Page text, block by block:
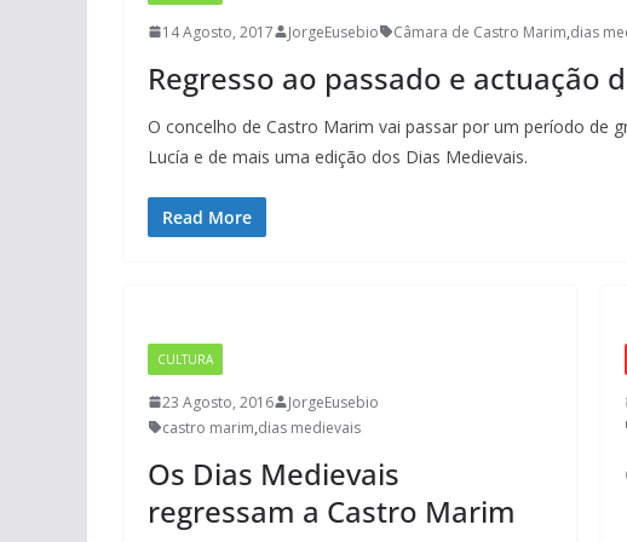
14 Agosto, 2017 JorgeEusebio Câmara de Castro Marim,dias
Regresso ao passado e actuação
O concelho de Castro Marim vai passar por um período de
Lucía e de mais uma edição dos Dias Medievais.
Read More
CULTURA
23 Agosto, 2016
JorgeEusebio
castro marim,dias medievais
Os Dias Medievais
regressam a Castro Marim